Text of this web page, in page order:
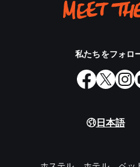
私たちをフォロ
日本語